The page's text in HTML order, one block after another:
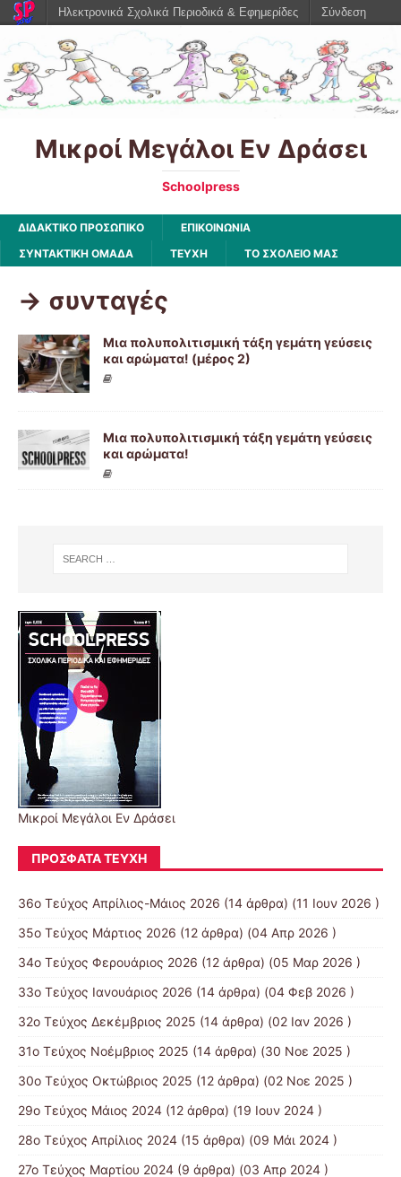
Μικροί Μεγάλοι Εν Δράσει
Schoolpress
ΔΙΔΑΚΤΙΚΟ ΠΡΟΣΩΠΙΚΟ
ΕΠΙΚΟΙΝΩΝΙΑ
ΣΥΝΤΑΚΤΙΚΗ ΟΜΑΔΑ
ΤΕΥΧΗ ΤΟ ΣΧΟΛΕΙΟ ΜΑΣ
-> συνταγές
Μια πολυπολιτισμική τάξη γεμάτη γεύσεις
και αρώματα! (μέρος 2)
Μια πολυπολιτισμική τάξη γεμάτη γεύσεις
και αρώματα!
Μικροί Μεγάλοι Εν Δράσει
ΠΡΌΣΦΑΤΑ ΤΕΎΧΗ
36ο Τεύχος Απρίλιος-Μάιος 2026 (14 άρθρα) (11 Ιουν 2026 )
35ο Τεύχος Μάρτιος 2026 (12 άρθρα) (04 Απρ 2026 )
34ο Τεύχος Φερουάριος 2026 (12 άρθρα) (05 Μαρ 2026 )
33ο Τεύχος Ιανουάριος 2026 (14 άρθρα) (04 Φεβ 2026 )
32ο Τεύχος Δεκέμβριος 2025 (14 άρθρα) (02 Ιαν 2026 )
31ο Τεύχος Νοέμβριος 2025 (14 άρθρα) (30 Νοε 2025 )
30ο Τεύχος Οκτώβριος 2025 (12 άρθρα) (02 Νοε 2025 )
29ο Τεύχος Μάιος 2024 (12 άρθρα) (19 Ιουν 2024 )
28ο Τεύχος Απρίλιος 2024 (15 άρθρα) (09 Μάι 2024 )
27ο Τεύχος Μαρτίου 2024 (9 άρθρα) (03 Απρ 2024 )
Ηλεκτρονικά Σχολικά Περιοδικά & Εφημερίδες Σύνδεση